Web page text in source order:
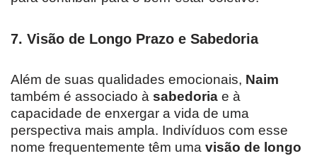
7. Visão de Longo Prazo e Sabedoria
Além de suas qualidades emocionais, Naim
também é associado à sabedoria e à
capacidade de enxergar a vida de uma
perspectiva mais ampla. Indivíduos com esse
nome frequentemente têm uma visão de longo